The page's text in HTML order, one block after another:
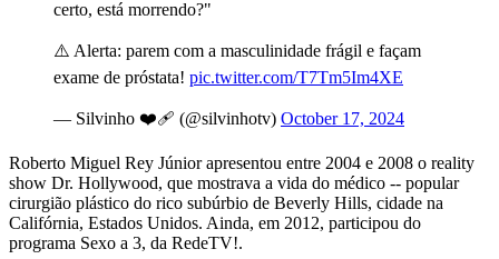
certo, está morrendo?"
⚠️ Alerta: parem com a masculinidade frágil e façam
exame de próstata! pic.twitter.com/T7Tm5Im4XE
— Silvinho ❤️‍🩹 (@silvinhotv) October 17, 2024
Roberto Miguel Rey Júnior apresentou entre 2004 e 2008 o reality
show Dr. Hollywood, que mostrava a vida do médico -- popular
cirurgião plástico do rico subúrbio de Beverly Hills, cidade na
Califórnia, Estados Unidos. Ainda, em 2012, participou do
programa Sexo a 3, da RedeTV!.